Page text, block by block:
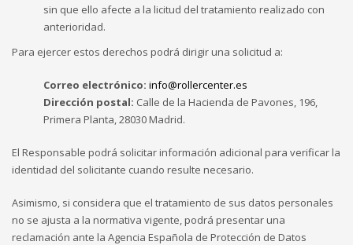
sin que ello afecte a la licitud del tratamiento realizado con
anterioridad.
Para ejercer estos derechos podrá dirigir una solicitud a:
Correo electrónico: info@rollercenter.es
Dirección postal: Calle de la Hacienda de Pavones, 196,
Primera Planta, 28030 Madrid.
El Responsable podrá solicitar información adicional para verificar la
identidad del solicitante cuando resulte necesario.
Asimismo, si considera que el tratamiento de sus datos personales
no se ajusta a la normativa vigente, podrá presentar una
reclamación ante la Agencia Española de Protección de Datos